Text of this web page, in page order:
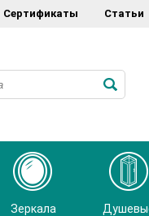
Сертификаты Статьи
Зеркала